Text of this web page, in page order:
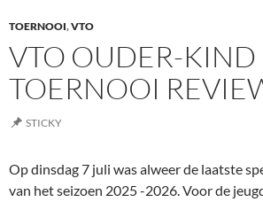
TOERNOOI,VTO
VTO OUDER-KIND
TOERNOOI
STICKY
Op dinsdag 7 juli was alweer de laatste
van het seizoen 2025 -2026. Voor de